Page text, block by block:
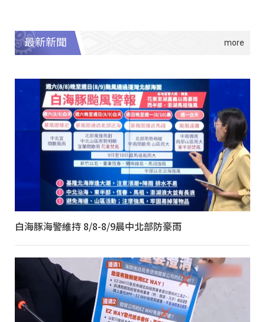
最新新聞
白海豚海警維持 8/8-8/9晨中北部防豪雨